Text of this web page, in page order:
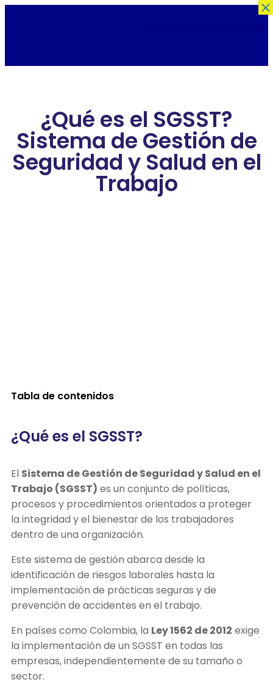
¿Qué es el SGSST?
Sistema de Gestión de
Seguridad y Salud en el
Trabajo
Tabla de contenidos
¿Qué es el SGSST?
El Sistema de Gestión de Seguridad y Salud en el
Trabajo (SGSST) es un conjunto de políticas,
procesos y procedimientos orientados a proteger
la integridad y el bienestar de los trabajadores
dentro de una organización.
Este sistema de gestión abarca desde la
identificación de riesgos laborales hasta la
implementación de prácticas seguras y de
prevención de accidentes en el trabajo.
En países como Colombia, la Ley 1562 de 2012 exige
la implementación de un SGSST en todas las
empresas, independientemente de su tamaño o
sector.
×